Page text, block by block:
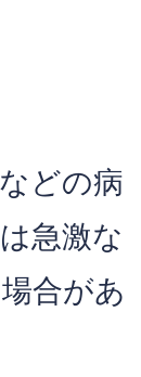
どの病
急激な
合があ